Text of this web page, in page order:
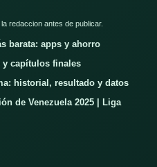
redaccion antes de publicar.
barata: apps y ahorro
y capítulos finales
historial, resultado y datos
de Venezuela 2025 | Liga